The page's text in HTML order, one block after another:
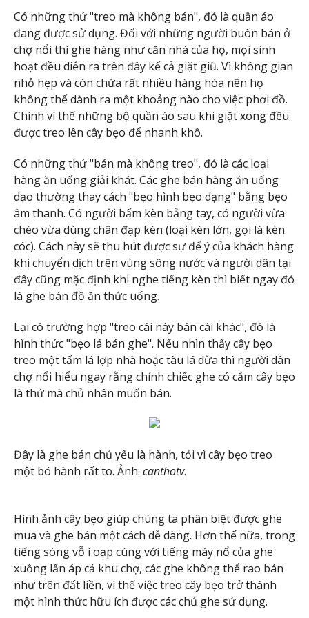
Có những thứ "treo mà không bán", đó là quần áo
đang được sử dụng. Đối với những người buôn bán ở
chợ nổi thì ghe hàng như căn nhà của họ, mọi sinh
hoạt đều diễn ra trên đây kể cả giặt giũ. Vì không gian
nhỏ hẹp và còn chứa rất nhiều hàng hóa nên họ
không thể dành ra một khoảng nào cho việc phơi đồ.
Chính vì thế những bộ quần áo sau khi giặt xong đều
được treo lên cây bẹo để nhanh khô.
Có những thứ "bán mà không treo", đó là các loại
hàng ăn uống giải khát. Các ghe bán hàng ăn uống
dạo thường thay cách "bẹo hình bẹo dạng" bằng bẹo
âm thanh. Có người bấm kèn bằng tay, có người vừa
chèo vừa dùng chân đạp kèn (loại kèn lớn, gọi là kèn
cóc). Cách này sẽ thu hút được sự để ý của khách hàng
khi chuyển dịch trên vùng sông nước và người dân tại
đây cũng mặc định khi nghe tiếng kèn thì biết ngay đó
là ghe bán đồ ăn thức uống.
Lại có trường hợp "treo cái này bán cái khác", đó là
hình thức "bẹo lá bán ghe". Nếu nhìn thấy cây bẹo
treo một tấm lá lợp nhà hoặc tàu lá dừa thì người dân
chợ nổi hiểu ngay rằng chính chiếc ghe có cắm cây bẹo
là thứ mà chủ nhân muốn bán.
Đây là ghe bán chủ yếu là hành, tỏi vì cây bẹo treo
một bó hành rất to. Ảnh: canthotv.
Hình ảnh cây bẹo giúp chúng ta phân biệt được ghe
mua và ghe bán một cách dễ dàng. Hơn thế nữa, trong
tiếng sóng vỗ ì oạp cùng với tiếng máy nổ của ghe
xuồng lấn áp cả khu chợ, các ghe không thể rao bán
như trên đất liền, vì thế việc treo cây bẹo trở thành
một hình thức hữu ích được các chủ ghe sử dụng.